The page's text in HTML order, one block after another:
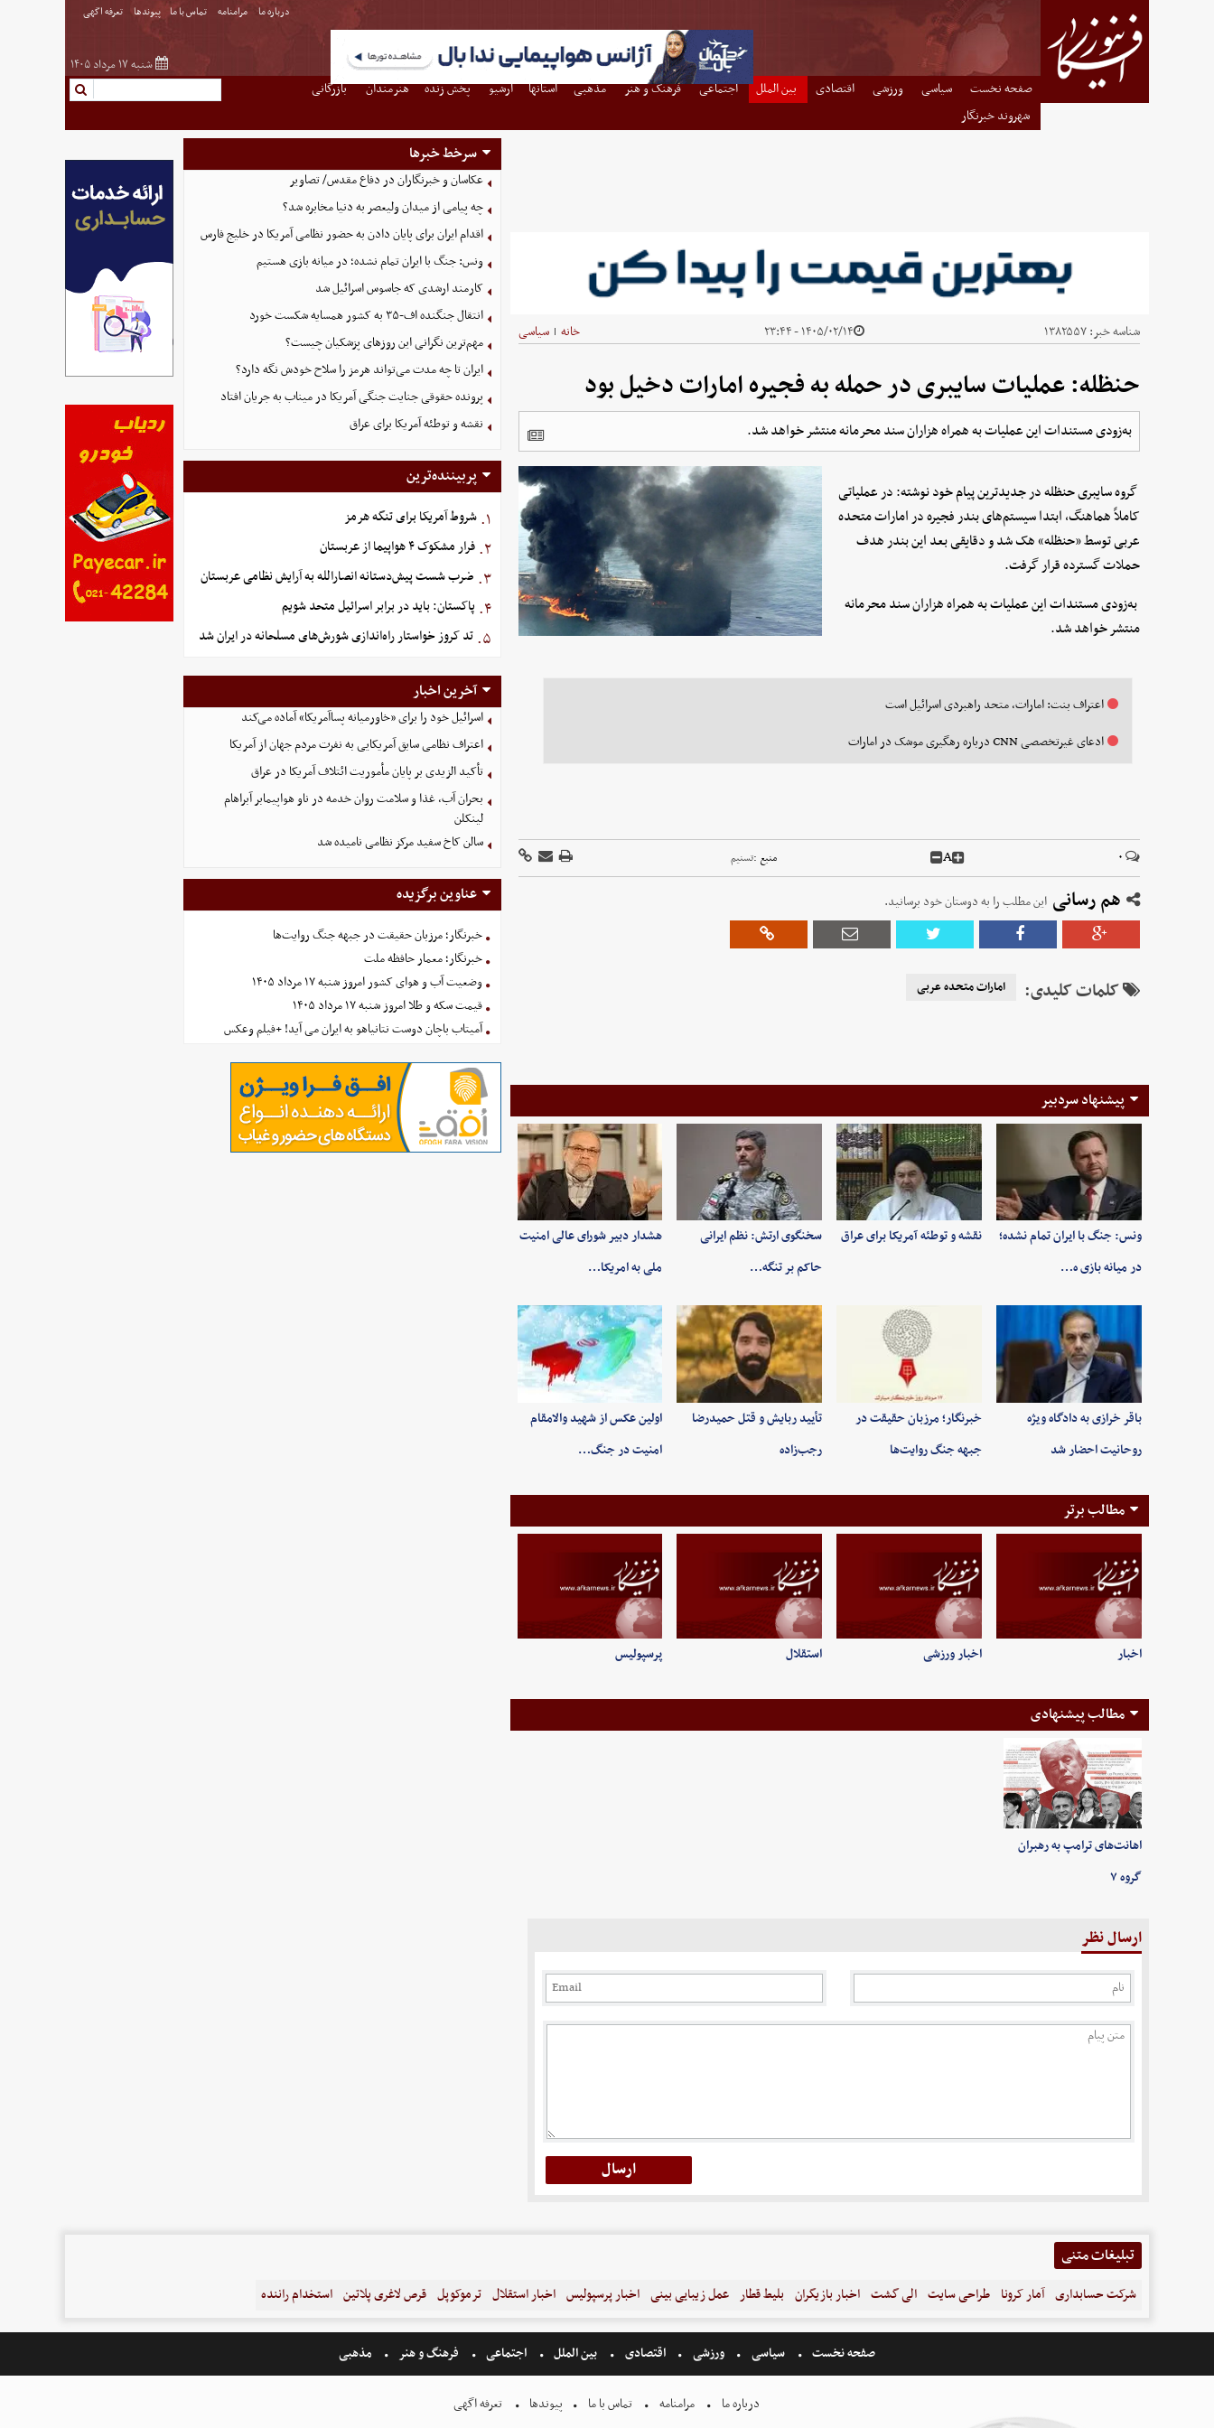
درباره ما مرامنامه تماس با ما پیوندها تعرفه اگهی
شنبه ۱۷ مرداد ۱۴۰۵
صفحه نخست سیاسی ورزشی اقتصادی بین الملل اجتماعی فرهنگ و هنر مذهبی استانها آرشیو پخش زنده هنرمندان
بازرگانی
شهروند خبرنگار
شناسه خبر:۱۳۸۲۵۵۷ ۱۴۰۵/۰۲/۱۴ - ۲۳:۴۴ خانه | سیاسی
حنظله: عملیات سایبری در حمله به فجیره امارات دخیل بود
به‌زودی مستندات این عملیات به همراه هزاران سند محرمانه منتشر خواهد شد.
گروه سایبری حنظله در جدیدترین پیام خود نوشته: در عملیاتی
کاملاً هماهنگ، ابتدا سیستم‌های بندر فجیره در امارات متحده
عربی توسط «حنظله» هک شد و دقایقی بعد این بندر هدف
حملات گسترده قرار گرفت.
به‌زودی مستندات این عملیات به همراه هزاران سند محرمانه
منتشر خواهد شد.
اعتراف بنت: امارات، متحد راهبردی اسرائیل است
ادعای غیرتخصصی CNN درباره رهگیری موشک در امارات
۰ A منبع :تسنیم
هم رسانی این مطلب را به دوستان خود برسانید.
کلمات کلیدی: امارات متحده عربی
پیشنهاد سردبیر
ونس: جنگ با ایران تمام نشده؛
در میانه بازی ه…
نقشه و توطئه آمریکا برای عراق
سخنگوی ارتش: نظم ایرانی
حاکم بر تنگه…
هشدار دبیر شورای عالی امنیت
ملی به امریکا…
باقر خرازی به دادگاه ویژه
روحانیت احضار شد
خبرنگار؛ مرزبان حقیقت در
جبهه جنگ روایت‌ها
تأیید ربایش و قتل حمیدرضا
رجب‌زاده
اولین عکس از شهید والامقام
امنیت در جنگ…
مطالب برتر
اخبار اخبار ورزشی استقلال پرسپولیس
مطالب پیشنهادی
اهانت‌های ترامپ به رهبران
گروه ۷
ارسال نظر
سرخط خبرها
عکاسان و خبرنگاران در دفاع مقدس/ تصاویر
چه پیامی از میدان ولیعصر به دنیا مخابره شد؟
اقدام ایران برای پایان دادن به حضور نظامی آمریکا در خلیج فارس
ونس: جنگ با ایران تمام نشده؛ در میانه بازی هستیم
کارمند ارشدی که جاسوس اسرائیل شد
انتقال جنگنده اف-۳۵ به کشور همسایه شکست خورد
مهم‌ترین نگرانی‌ این روزهای پزشکیان چیست؟
ایران تا چه مدت می‌تواند هرمز را سلاح خودش نگه دارد؟
پرونده حقوقی جنایت جنگی آمریکا در میناب به جریان افتاد
نقشه و توطئه آمریکا برای عراق
پربیننده‌ترین
۱. شروط آمریکا برای تنگه هرمز
۲. فرار مشکوک ۴ هواپیما از عربستان
۳. ضرب شست پیش‌دستانه انصارالله به آرایش نظامی عربستان
۴. پاکستان: باید در برابر اسرائیل متحد شویم
۵. تد کروز خواستار راه‌اندازی شورش‌های مسلحانه در ایران شد
آخرین اخبار
اسرائیل خود را برای «خاورمیانه پساآمریکا» آماده می‌کند
اعتراف نظامی سابق آمریکایی به نفرت مردم جهان از آمریکا
تأکید الزیدی بر پایان مأموریت ائتلاف آمریکا در عراق
بحران آب، غذا و سلامت روان خدمه در ناو هواپیمابر آبراهام
لینکلن
سالن کاخ سفید مرکز نظامی نامیده شد
عناوین برگزیده
خبرنگار؛ مرزبان حقیقت در جبهه جنگ روایت‌ها
خبرنگار؛ معمار حافظه ملت
وضعیت آب و هوای کشور امروز شنبه ۱۷ مرداد ۱۴۰۵
قیمت سکه و طلا امروز شنبه ۱۷ مرداد ۱۴۰۵
آمیتاب باچان دوست نتانیاهو به ایران می آید! +فیلم وعکس
تبلیغات متنی
شرکت حسابداری آمار کرونا طراحی سایت الی گشت اخبار بازیگران بلیط قطار عمل زیبایی بینی اخبار پرسپولیس اخبار استقلال ترموکوپل قرص لاغری پلاتین استخدام راننده
صفحه نخست سیاسی ورزشی اقتصادی بین الملل اجتماعی فرهنگ و هنر مذهبی
درباره ما مرامنامه تماس با ما پیوندها تعرفه اگهی